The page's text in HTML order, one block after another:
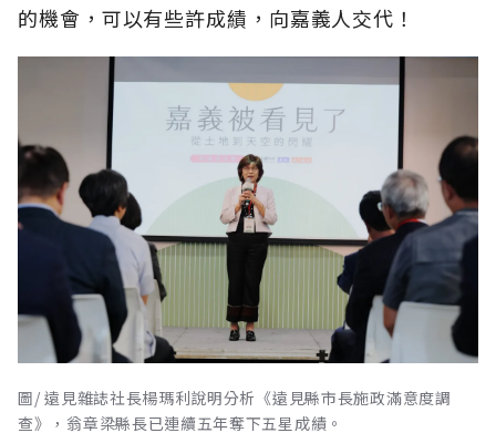
的機會，可以有些許成績，向嘉義人交代！
圖/ 遠見雜誌社長楊瑪利說明分析《遠見縣市長施政滿意度調
查》，翁章梁縣長已連續五年奪下五星成績。